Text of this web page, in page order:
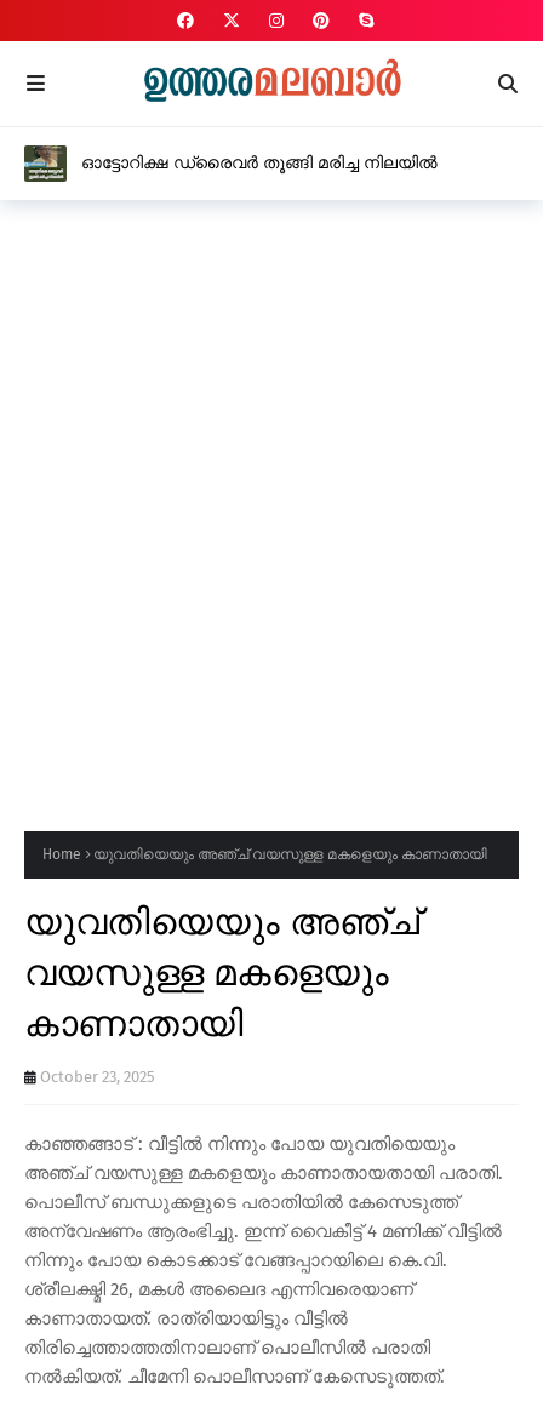
ഓട്ടോറിക്ഷ ഡ്രൈവർ തൂങ്ങി മരിച്ച നിലയിൽ
Home യുവതിയെയും അഞ്ച് വയസുള്ള മകളെയും കാണാതായി
യുവതിയെയും അഞ്ച്
വയസുള്ള മകളെയും
കാണാതായി
October 23, 2025
കാഞ്ഞങ്ങാട് : വീട്ടിൽ നിന്നും പോയ യുവതിയെയും
അഞ്ച് വയസുള്ള മകളെയും കാണാതായതായി പരാതി.
പൊലീസ് ബന്ധുക്കളുടെ പരാതിയിൽ കേസെടുത്ത്
അന്വേഷണം ആരംഭിച്ചു. ഇന്ന് വൈകീട്ട് 4 മണിക്ക് വീട്ടിൽ
നിന്നും പോയ കൊടക്കാട് വേങ്ങപ്പാറയിലെ കെ.വി.
ശ്രീലക്ഷ്മി 26, മകൾ അലൈദ എന്നിവരെയാണ്
കാണാതായത്. രാത്രിയായിട്ടും വീട്ടിൽ
തിരിച്ചെത്താത്തതിനാലാണ് പൊലീസിൽ പരാതി
നൽകിയത്. ചീമേനി പൊലീസാണ് കേസെടുത്തത്.